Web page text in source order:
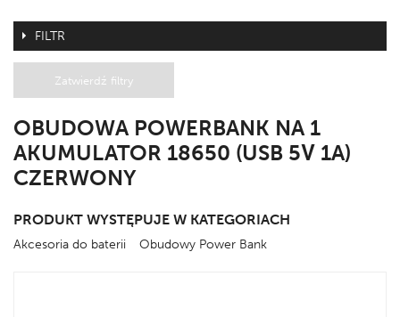
FILTR
Zatwierdź filtry
OBUDOWA POWERBANK NA 1
AKUMULATOR 18650 (USB 5V 1A)
CZERWONY
PRODUKT WYSTĘPUJE W KATEGORIACH
Akcesoria do baterii Obudowy Power Bank